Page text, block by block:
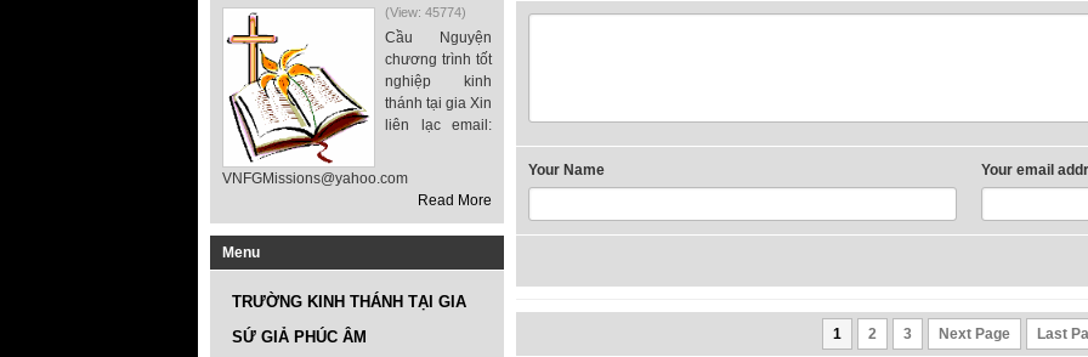
(View: 45774)
Cầu Nguyện
chương trình tốt
nghiệp kinh
thánh tại gia Xin
liên lạc email:
VNFGMissions@yahoo.com
Read More
Menu
TRƯỜNG KINH THÁNH TẠI GIA
SỨ GIẢ PHÚC ÂM
Your Name Your email
1 2 3 Next Page Last